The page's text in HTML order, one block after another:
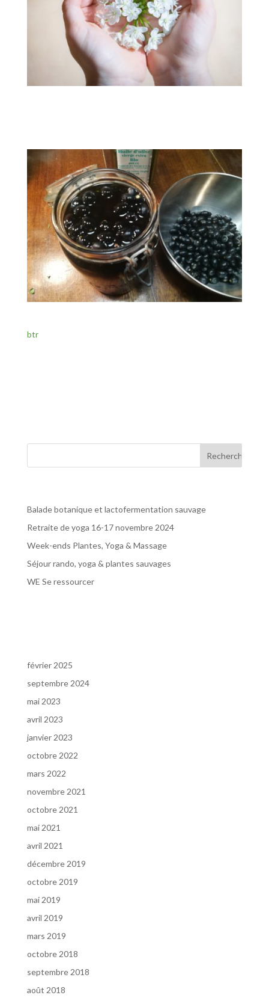
btr
Balade botanique et lactofermentation sauvage
Retraite de yoga 16-17 novembre 2024
Week-ends Plantes, Yoga & Massage
Séjour rando, yoga & plantes sauvages
WE Se ressourcer
février 2025
septembre 2024
mai 2023
avril 2023
janvier 2023
octobre 2022
mars 2022
novembre 2021
octobre 2021
mai 2021
avril 2021
décembre 2019
octobre 2019
mai 2019
avril 2019
mars 2019
octobre 2018
septembre 2018
août 2018